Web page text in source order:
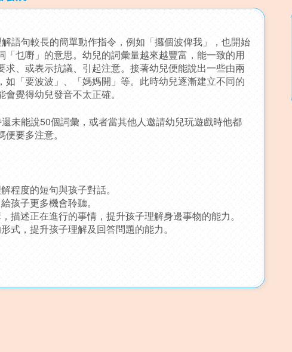
語句較長的簡單動作指令，例如「攞個波俾我」，也開始
「乜嘢」的意思。幼兒的詞彙量越來越豐富，能一致的用
求、或表示抗議、引起注意。接著幼兒便能說出一些由兩
如「要波波」、「媽媽開」等。此時幼兒逐漸建立不同的
覺得幼兒發音不太正確。
未能說50個詞彙，或者當其他人邀請幼兒玩遊戲時他都
要多注意。
程度的短句與孩子對話。
孩子更多機會聆聽。
描述正在進行的事情，提升孩子理解身邊事物的能力。
式，提升孩子理解及回答問題的能力。